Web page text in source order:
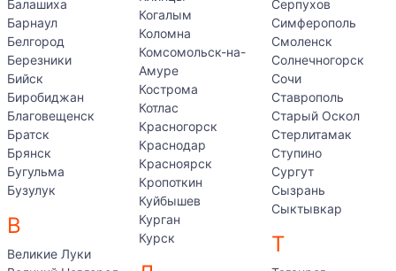
Балашиха
Барнаул
Белгород
Березники
Бийск
Биробиджан
Благовещенск
Братск
Брянск
Бугульма
Бузулук
В
Великие Луки
Когалым
Коломна
Комсомольск-на-
Амуре
Кострома
Котлас
Красногорск
Краснодар
Красноярск
Кропоткин
Куйбышев
Курган
Курск
Серпухов
Симферополь
Смоленск
Солнечногорск
Сочи
Ставрополь
Старый Оскол
Стерлитамак
Ступино
Сургут
Сызрань
Сыктывкар
Т